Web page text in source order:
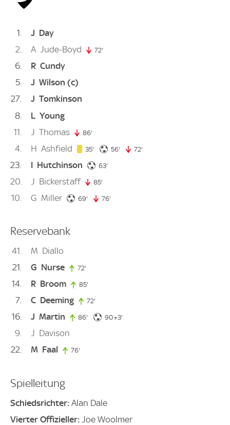
1 J Day
2
A Jude-Boyd 72'
6 R Cundy
5
J Wilson (c)
27
J Tomkinson
8
L Young
11
J Thomas 86'
4 H Ashfield 35' 35. minute
56' 56. minute
72'
23 I Hutchinson 63'
20 J Bickerstaff 85'
10 G Miller 69' 69. minute
76'
Reservebank
41 M Diallo
21
G Nurse 72'
14 R Broom 85'
7 C Deeming 72'
16 J Martin 86' 86. minute
90+3'
9 J Davison
22
M Faal 76'
Spielleitung
Schiedsrichter: Alan Dale
Vierter Offizieller:
Joe Woolmer